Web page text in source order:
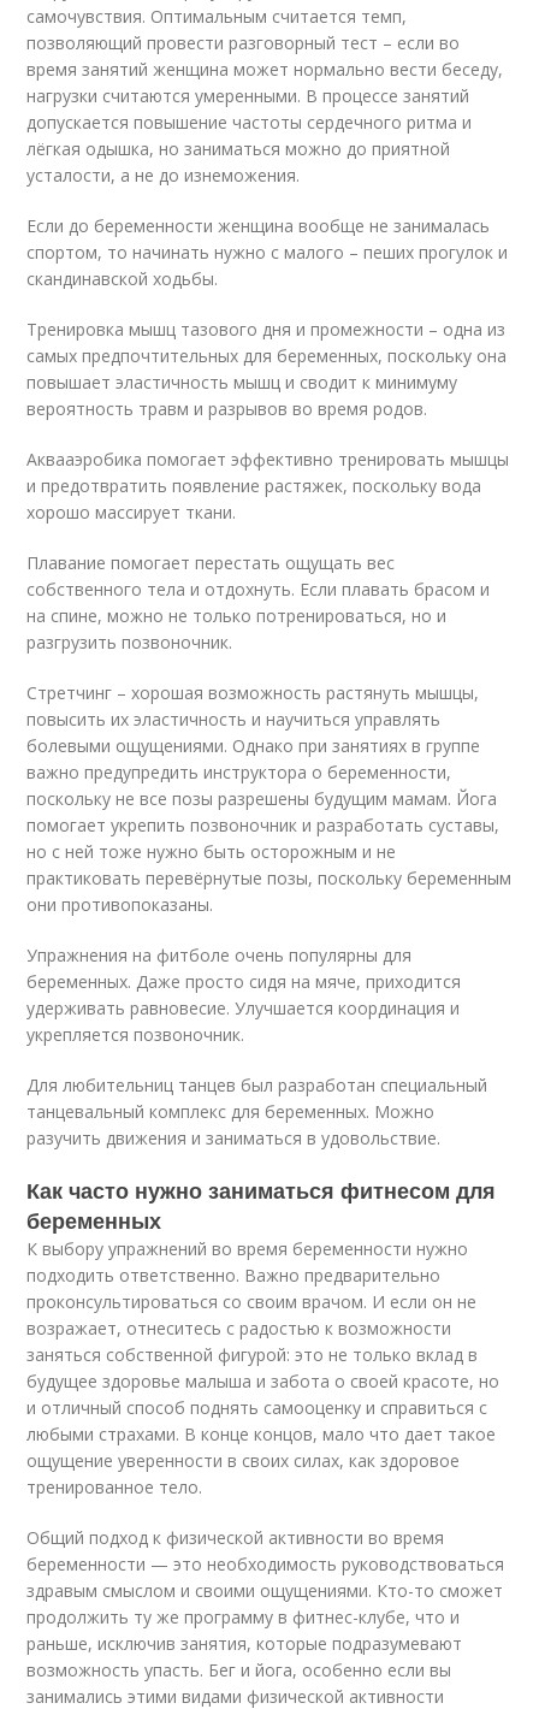
самочувствия. Оптимальным считается темп,
позволяющий провести разговорный тест – если во
время занятий женщина может нормально вести беседу,
нагрузки считаются умеренными. В процессе занятий
допускается повышение частоты сердечного ритма и
лёгкая одышка, но заниматься можно до приятной
усталости, а не до изнеможения.
Если до беременности женщина вообще не занималась
спортом, то начинать нужно с малого – пеших прогулок и
скандинавской ходьбы.
Тренировка мышц тазового дня и промежности – одна из
самых предпочтительных для беременных, поскольку она
повышает эластичность мышц и сводит к минимуму
вероятность травм и разрывов во время родов.
Аквааэробика помогает эффективно тренировать мышцы
и предотвратить появление растяжек, поскольку вода
хорошо массирует ткани.
Плавание помогает перестать ощущать вес
собственного тела и отдохнуть. Если плавать брасом и
на спине, можно не только потренироваться, но и
разгрузить позвоночник.
Стретчинг – хорошая возможность растянуть мышцы,
повысить их эластичность и научиться управлять
болевыми ощущениями. Однако при занятиях в группе
важно предупредить инструктора о беременности,
поскольку не все позы разрешены будущим мамам. Йога
помогает укрепить позвоночник и разработать суставы,
но с ней тоже нужно быть осторожным и не
практиковать перевёрнутые позы, поскольку беременным
они противопоказаны.
Упражнения на фитболе очень популярны для
беременных. Даже просто сидя на мяче, приходится
удерживать равновесие. Улучшается координация и
укрепляется позвоночник.
Для любительниц танцев был разработан специальный
танцевальный комплекс для беременных. Можно
разучить движения и заниматься в удовольствие.
Как часто нужно заниматься фитнесом для
беременных
К выбору упражнений во время беременности нужно
подходить ответственно. Важно предварительно
проконсультироваться со своим врачом. И если он не
возражает, отнеситесь с радостью к возможности
заняться собственной фигурой: это не только вклад в
будущее здоровье малыша и забота о своей красоте, но
и отличный способ поднять самооценку и справиться с
любыми страхами. В конце концов, мало что дает такое
ощущение уверенности в своих силах, как здоровое
тренированное тело.
Общий подход к физической активности во время
беременности — это необходимость руководствоваться
здравым смыслом и своими ощущениями. Кто-то сможет
продолжить ту же программу в фитнес-клубе, что и
раньше, исключив занятия, которые подразумевают
возможность упасть. Бег и йога, особенно если вы
занимались этими видами физической активности